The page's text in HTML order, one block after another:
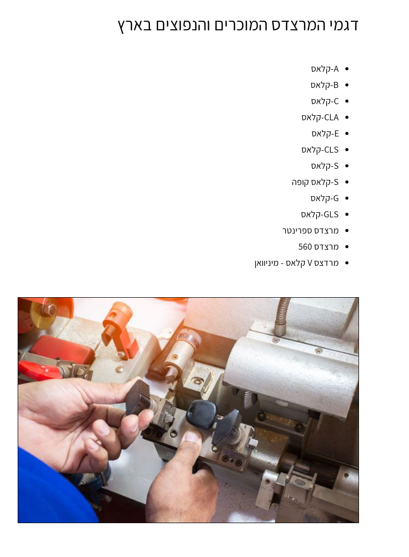
דגמי המרצדס המוכרים והנפוצים בארץ
A-קלאס
B-קלאס
C-קלאס
CLA-קלאס
E-קלאס
CLS-קלאס
S-קלאס
S-קלאס קופה
G-קלאס
GLS-קלאס
מרצדס ספרינטר
מרצדס 560
מרדצס V קלאס - מיניוואן